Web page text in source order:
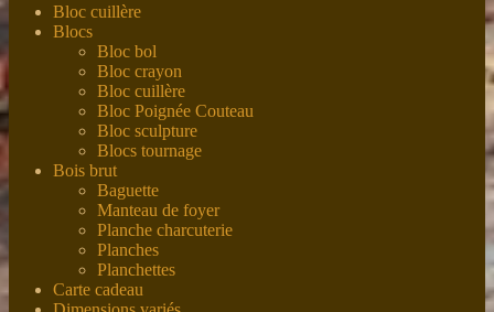
Bloc cuillère
Blocs
Bloc bol
Bloc crayon
Bloc cuillère
Bloc Poignée Couteau
Bloc sculpture
Blocs tournage
Bois brut
Baguette
Manteau de foyer
Planche charcuterie
Planches
Planchettes
Carte cadeau